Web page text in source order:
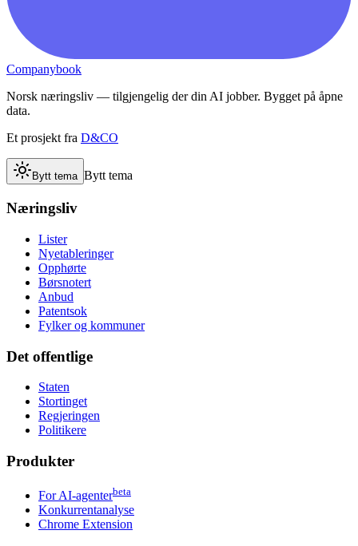
Companybook
Norsk næringsliv — tilgjengelig der din AI jobber. Bygget på åpne
data.
Et prosjekt fra D&CO
Bytt tema Bytt tema
Næringsliv
Lister
Nyetableringer
Opphørte
Børsnotert
Anbud
Patentsok
Fylker og kommuner
Det offentlige
Staten
Stortinget
Regjeringen
Politikere
Produkter
For AI-agenterbeta
Konkurrentanalyse
Chrome Extension